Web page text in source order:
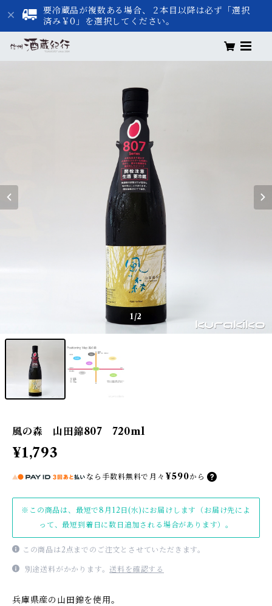
要冷蔵品が複数ある場合、２本目以降は必ず「選択
済み￥0」を選択してください。
1/2
風の森 山田錦807 720ml
¥1,793
なら 手数料無料で 月々 ¥590から
※この商品は、最短で8月12日(水)にお届けします（お届け先によ
って、最短到着日に数日追加される場合があります）。
この商品は2点までのご注文とさせていただきます。
別途送料がかかります。送料を確認する
兵庫県産の山田錦を使用。